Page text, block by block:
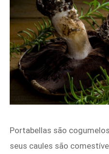
Portabellas são
seus caules são